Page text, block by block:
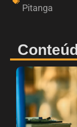
Pitanga